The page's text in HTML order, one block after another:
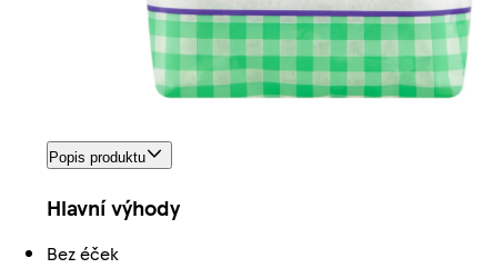
Popis produktu
Hlavní výhody
Bez éček